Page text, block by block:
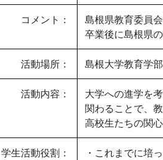
コメント：
島根県教育委員
卒業後に島根県
活動場所： 島根大学教育学
活動内容：
大学への進学を
関わることで、
高校生たちの
学生活動役割：
・これまでに培